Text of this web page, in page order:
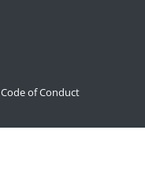
Code of Conduct